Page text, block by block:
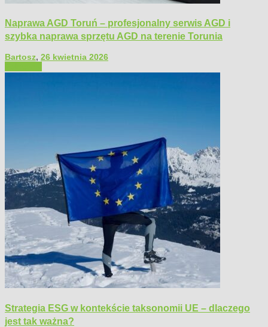
Naprawa AGD Toruń – profesjonalny serwis AGD i
szybka naprawa sprzętu AGD na terenie Torunia
Bartosz, 26 kwietnia 2026
Strategia ESG w kontekście taksonomii UE – dlaczego
jest tak ważna?